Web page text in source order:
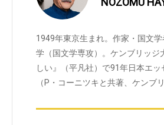
1949年東京生まれ。作家・国文
学（国文学専攻）。ケンブリッ
しい』（平凡社）で91年日本エ
（P・コーニツキと共著、ケンブリ